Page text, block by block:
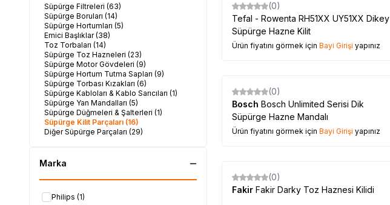
Süpürge Filtreleri (63)
Süpürge Boruları (14)
Süpürge Hortumları (5)
Emici Başlıklar(38)
Toz Torbaları (14)
Süpürge Toz Hazneleri (23)
Süpürge Motor Gövdeleri (9)
Süpürge Hortum Tutma Sapları (9)
Süpürge Torbası Kızakları (6)
Süpürge Kabloları & Kablo Sarıcıları (1)
Süpürge Yan Mandalları (5)
Süpürge Düğmeleri & Şalterleri (1)
Süpürge Kilit Parçaları (16)
Diğer Süpürge Parçaları (29)
Marka
Philips (1)
(0)
Tefal - Rowenta RH51XX UY51XX Dikey
Süpürge Hazne Kilit
Ürün fiyatını görmek için Bayi Girişi yapınız
(0)
Bosch Bosch Unlimited Serisi Dik
Süpürge Hazne Mandalı
Ürün fiyatını görmek için Bayi Girişi yapınız
(0)
Fakir Fakir Darky Toz Haznesi Kilidi